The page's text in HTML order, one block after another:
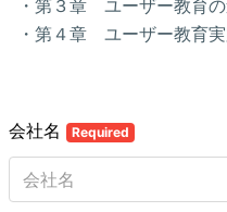
・第３章 ユーザー教育
・第４章 ユーザー教育
会社名 Required